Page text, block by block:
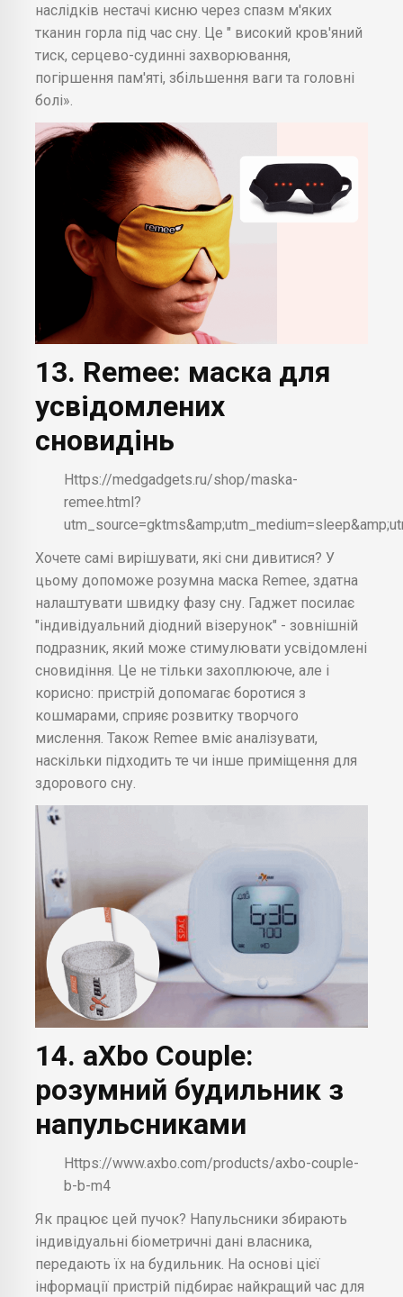
наслідків нестачі кисню через спазм м'яких
тканин горла під час сну. Це " високий кров'яний
тиск, серцево-судинні захворювання,
погіршення пам'яті, збільшення ваги та головні
болі».
13. Remee: маска для
усвідомлених
сновидінь
Https://medgadgets.ru/shop/maska-
remee.html?
Хочете самі вирішувати, які сни дивитися? У
цьому допоможе розумна маска Remee, здатна
налаштувати швидку фазу сну. Гаджет посилає
"індивідуальний діодний візерунок" - зовнішній
подразник, який може стимулювати усвідомлені
сновидіння. Це не тільки захоплююче, але і
корисно: пристрій допомагає боротися з
кошмарами, сприяє розвитку творчого
мислення. Також Remee вміє аналізувати,
наскільки підходить те чи інше приміщення для
здорового сну.
14. aXbo Couple:
розумний будильник з
напульсниками
Https://www.axbo.com/products/axbo-couple-
b-b-m4
Як працює цей пучок? Напульсники збирають
індивідуальні біометричні дані власника,
передають їх на будильник. На основі цієї
інформації пристрій підбирає найкращий час для